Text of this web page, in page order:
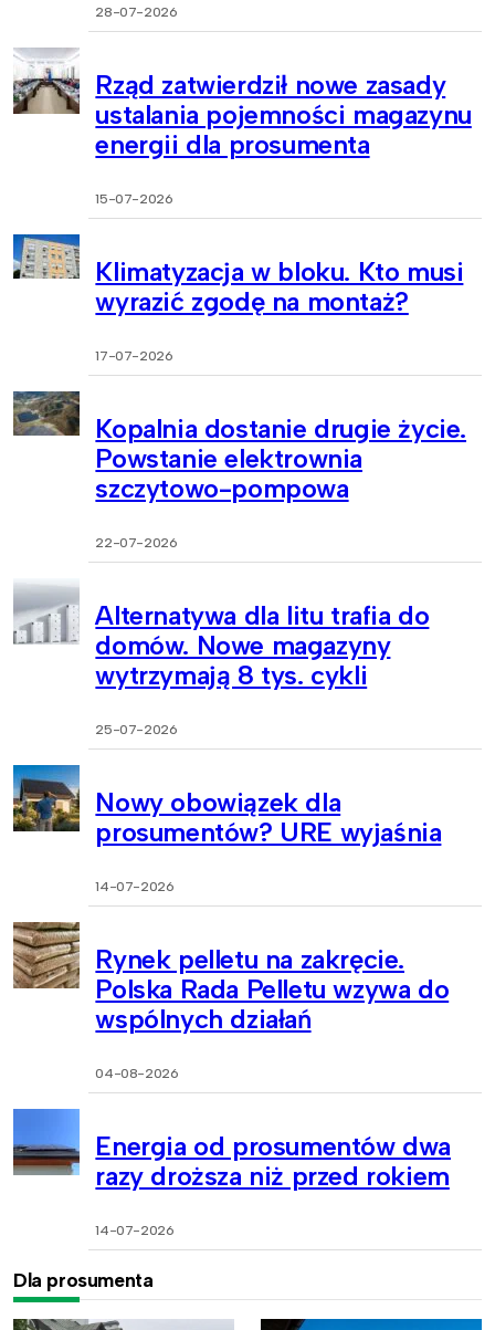
28-07-2026
Rząd zatwierdził nowe zasady
ustalania pojemności magazynu
energii dla prosumenta
15-07-2026
Klimatyzacja w bloku. Kto musi
wyrazić zgodę na montaż?
17-07-2026
Kopalnia dostanie drugie życie.
Powstanie elektrownia
szczytowo-pompowa
22-07-2026
Alternatywa dla litu trafia do
domów. Nowe magazyny
wytrzymają 8 tys. cykli
25-07-2026
Nowy obowiązek dla
prosumentów? URE wyjaśnia
14-07-2026
Rynek pelletu na zakręcie.
Polska Rada Pelletu wzywa do
wspólnych działań
04-08-2026
Energia od prosumentów dwa
razy droższa niż przed rokiem
14-07-2026
Dla prosumenta